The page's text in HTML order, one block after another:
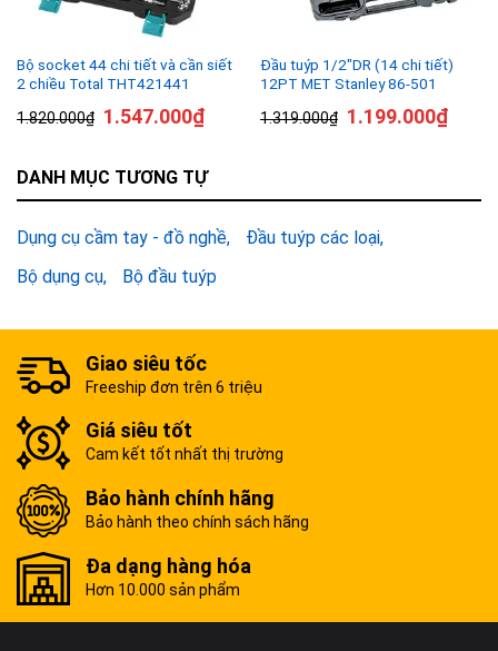
Bộ socket 44 chi tiết và cần siết
2 chiều Total THT421441
1.820.000₫ 1.547.000₫
Đầu tuýp 1/2″DR (14 chi tiết)
12PT MET Stanley 86-501
1.319.000₫ 1.199.000₫
DANH MỤC TƯƠNG TỰ
Dụng cụ cầm tay - đồ nghề
Đầu tuýp các loại
Bộ dụng cụ
Bộ đầu tuýp
Giao siêu tốc
Freeship đơn trên 6 triệu
Giá siêu tốt
Cam kết tốt nhất thị trường
Bảo hành chính hãng
Bảo hành theo chính sách hãng
Đa dạng hàng hóa
Hơn 10.000 sản phẩm